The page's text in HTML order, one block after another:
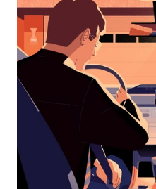
calendário
selecionar
uma
data.
Pressione
a
tecla
“ESC”
o
calendário.